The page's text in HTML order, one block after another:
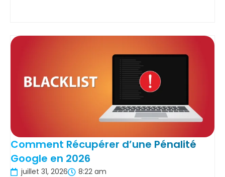
Comment Récupérer d’une Pénalité
Google en 2026
juillet 31, 2026 8:22 am